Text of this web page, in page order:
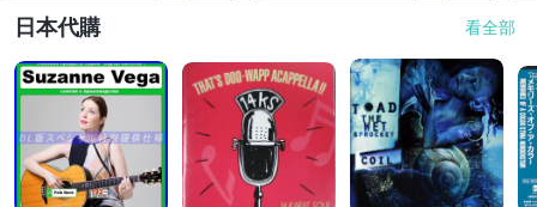
日本代購 看全部